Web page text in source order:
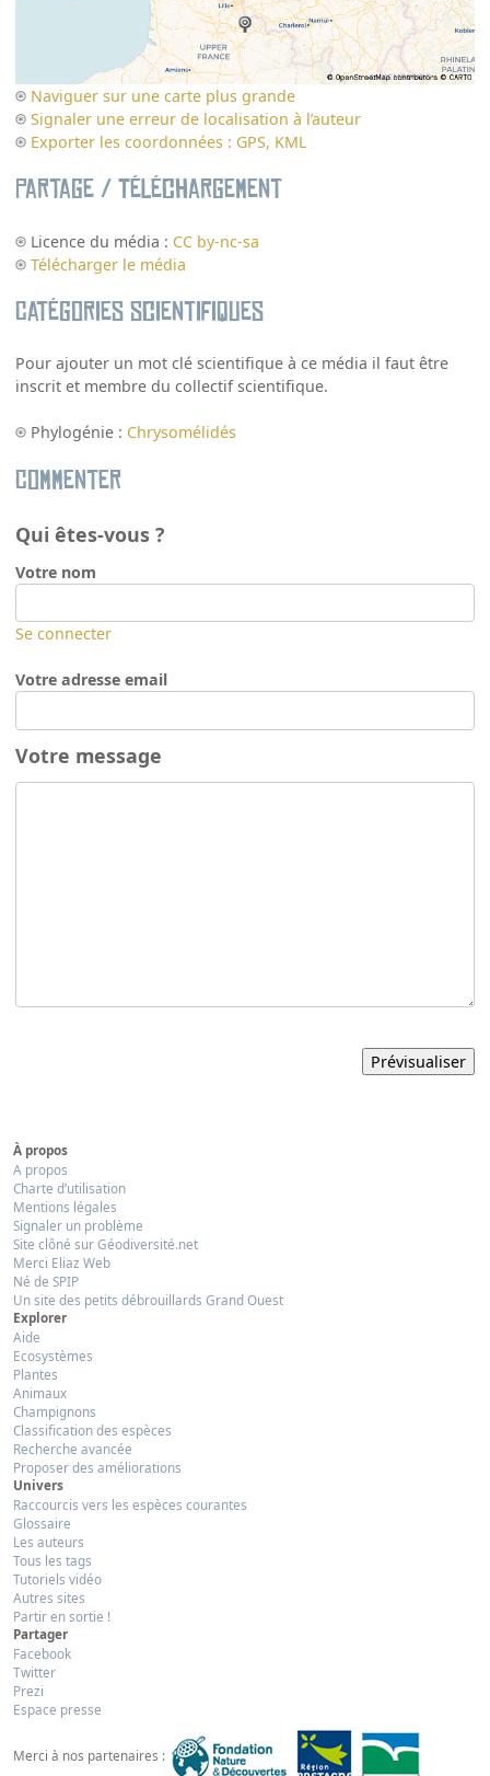
Naviguer sur une carte plus grande
Signaler une erreur de localisation à l’auteur
Exporter les coordonnées : GPS, KML
Partage / Téléchargement
Licence du média : CC by-nc-sa
Télécharger le média
Catégories scientifiques
Pour ajouter un mot clé scientifique à ce média il faut être
inscrit et membre du collectif scientifique.
Phylogénie : Chrysomélidés
Commenter
Qui êtes-vous ?
Votre nom
Se connecter
Votre adresse email
Votre message
À propos
A propos
Charte d’utilisation
Mentions légales
Signaler un problème
Site clôné sur Géodiversité.net
Merci Eliaz Web
Né de SPIP
Un site des petits débrouillards Grand Ouest
Explorer
Aide
Ecosystèmes
Plantes
Animaux
Champignons
Classification des espèces
Recherche avancée
Proposer des améliorations
Univers
Raccourcis vers les espèces courantes
Glossaire
Les auteurs
Tous les tags
Tutoriels vidéo
Autres sites
Partir en sortie !
Partager
Facebook
Twitter
Prezi
Espace presse
Merci à nos partenaires :